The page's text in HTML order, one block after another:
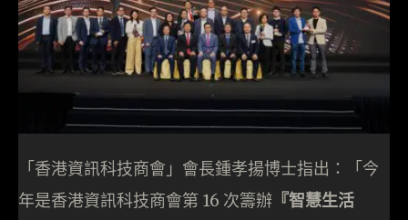
「香港資訊科技商會」會長鍾孝揚博士指出：「今
年是香港資訊科技商會第 16 次籌辦 『智慧生活